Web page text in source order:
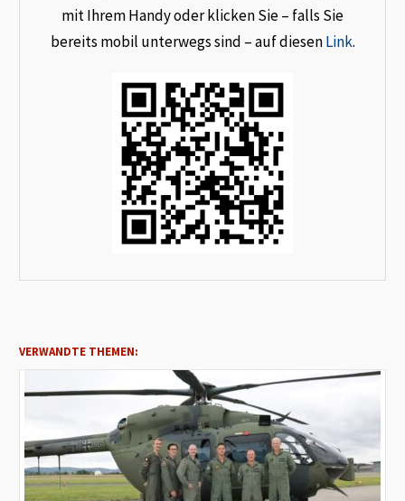
mit Ihrem Handy oder klicken Sie – falls Sie
bereits mobil unterwegs sind – auf diesenLink.
VERWANDTE THEMEN: